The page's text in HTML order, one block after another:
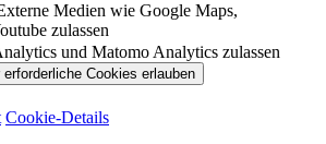
Medien wie Google Maps,
zulassen
und Matomo Analytics zulassen
Cookie-Details